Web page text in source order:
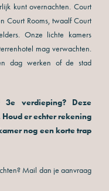
kunt overnachten. Court
Court Rooms, twaalf Court
Onze lichte kamers
mag verwachten.
dag werken of de stad
verdieping? Deze
er echter rekening
nog een korte trap
Mail dan je aanvraag